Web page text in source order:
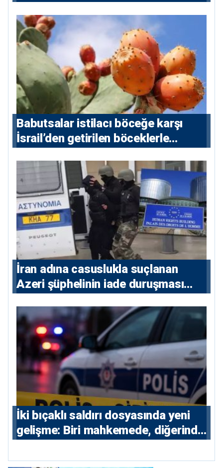
Babutsalar istilacı böceğe karşı
İsrail’den getirilen böceklerle
İran adına casuslukla suçlanan
Azeri şüphelinin iade duruşması
İki bıçaklı saldırı dosyasında yeni
gelişme: Biri mahkemede, diğerinde